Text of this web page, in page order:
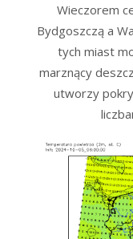
Wieczorem
Bydgoszczą a
tych miast
marznący
utworzy